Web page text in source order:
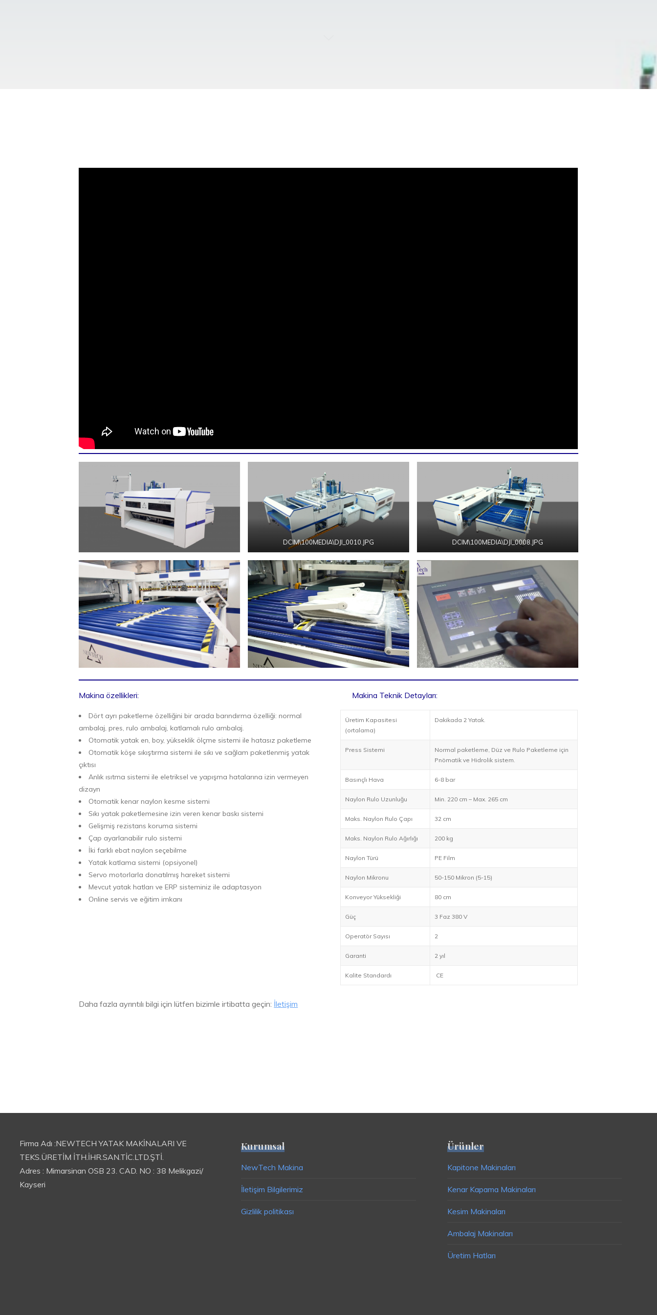
DCIM\100MEDIA\DJI_0010.JPG DCIM\100MEDIA\DJI_0008.JPG
Makina özellikleri:
Dört ayrı paketleme özelliğini bir arada barındırma özelliği: normal
ambalaj, pres, rulo ambalaj, katlamalı rulo ambalaj.
Otomatik yatak en, boy, yükseklik ölçme sistemi ile hatasız paketleme
Otomatik köşe sıkıştırma sistemi ile sıkı ve sağlam paketlenmiş yatak
çıktısı
Anlık ısıtma sistemi ile eletriksel ve yapışma hatalarına izin vermeyen
dizayn
Otomatik kenar naylon kesme sistemi
Sıkı yatak paketlemesine izin veren kenar baskı sistemi
Gelişmiş rezistans koruma sistemi
Çap ayarlanabilir rulo sistemi
İki farklı ebat naylon seçebilme
Yatak katlama sistemi (opsiyonel)
Servo motorlarla donatılmış hareket sistemi
Mevcut yatak hatları ve ERP sisteminiz ile adaptasyon
Online servis ve eğitim imkanı
Makina Teknik Detayları:
Üretim Kapasitesi
(ortalama)
Dakikada 2 Yatak.
Press Sistemi
Normal paketleme, Düz ve Rulo Paketleme için
Pnömatik ve Hidrolik sistem.
Basınçlı Hava 6-8 bar
Naylon Rulo Uzunluğu Min. 220 cm – Max. 265 cm
Maks. Naylon Rulo Çapı 32 cm
Maks. Naylon Rulo Ağırlığı 200 kg
Naylon Türü PE Film
Naylon Mikronu 50-150 Mikron (5-15)
Konveyor Yüksekliği 80 cm
Güç 3 Faz 380 V
Operatör Sayısı 2
Garanti 2 yıl
Kalite Standardı CE
Daha fazla ayrıntılı bilgi için lütfen bizimle irtibatta geçin: İletişim
Firma Adı :NEWTECH YATAK MAKİNALARI VE
TEKS.ÜRETİM İTH.İHR.SAN.TİC.LTD.ŞTİ.
Adres : Mimarsinan OSB 23. CAD. NO : 38 Melikgazi/
Kayseri
Kurumsal
NewTech Makina
İletişim Bilgilerimiz
Gizlilik politikası
Ürünler
Kapitone Makinaları
Kenar Kapama Makinaları
Kesim Makinaları
Ambalaj Makinaları
Üretim Hatları